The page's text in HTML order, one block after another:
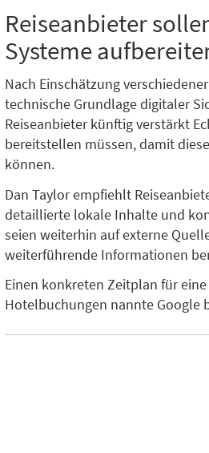
Reiseanbieter
Systeme
Nach Einschätzung
technische Grundlage digitaler
Reiseanbieter künftig verstärkt
bereitstellen müssen, damit
können.
Dan Taylor empfiehlt
detaillierte lokale Inhalte und
seien weiterhin auf externe
weiterführende Informationen
Einen konkreten Zeitplan für
Hotelbuchungen nannte Google